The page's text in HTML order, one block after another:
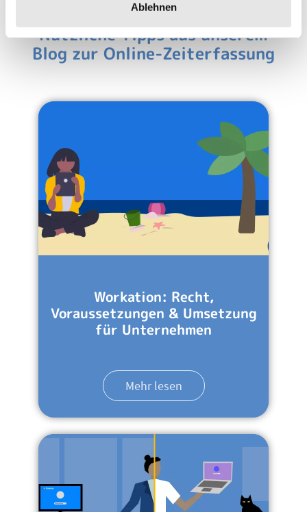
Ablehnen
Nützliche Tipps aus unserem
Blog zur Online-Zeiterfassung
Workation: Recht,
Voraussetzungen & Umsetzung
für Unternehmen
Mehr lesen